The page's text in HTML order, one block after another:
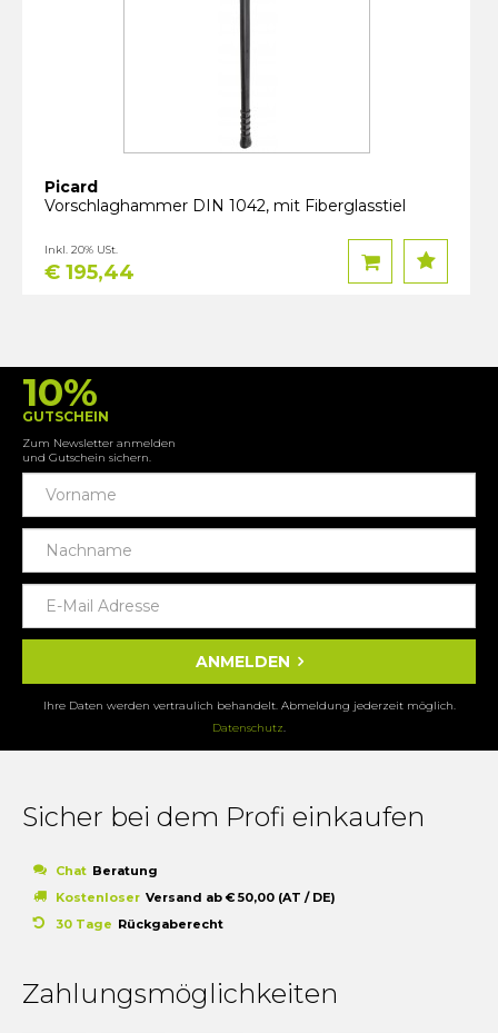
Picard
Vorschlaghammer DIN 1042, mit Fiberglasstiel
€ 195,44
Inkl. 20% USt.
10%
GUTSCHEIN
Zum Newsletter anmelden
und Gutschein sichern.
ANMELDEN
Ihre Daten werden vertraulich behandelt. Abmeldung jederzeit möglich.
Datenschutz.
Sicher bei dem Profi einkaufen
Chat Beratung
Kostenloser Versand ab € 50,00 (AT / DE)
30 Tage Rückgaberecht
Zahlungsmöglichkeiten